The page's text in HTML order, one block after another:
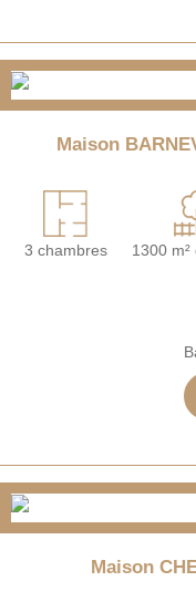
Maison
3 chambres 1300
Maison